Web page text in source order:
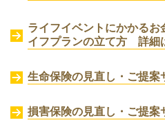
ライフイベントにかかる
イフプランの立て方 詳細
生命保険の見直し・ご提
損害保険の見直し・ご提